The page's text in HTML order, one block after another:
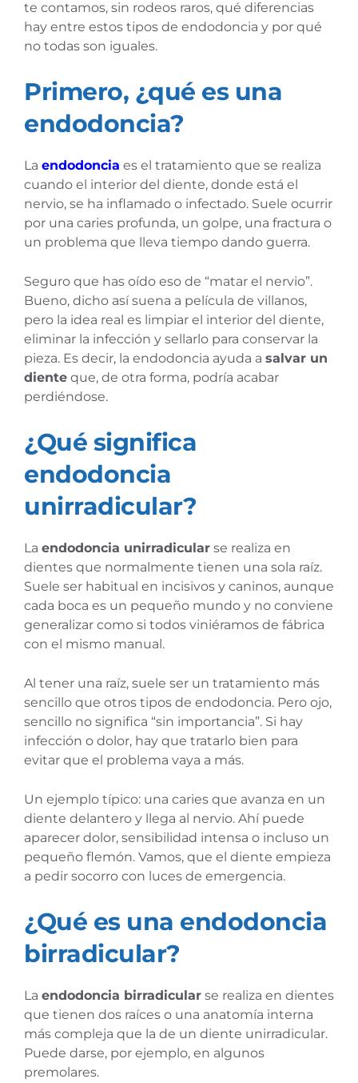
te contamos, sin rodeos raros, qué diferencias
hay entre estos tipos de endodoncia y por qué
no todas son iguales.
Primero, ¿qué es una
endodoncia?
La endodoncia es el tratamiento que se realiza
cuando el interior del diente, donde está el
nervio, se ha inflamado o infectado. Suele ocurrir
por una caries profunda, un golpe, una fractura o
un problema que lleva tiempo dando guerra.
Seguro que has oído eso de “matar el nervio”.
Bueno, dicho así suena a película de villanos,
pero la idea real es limpiar el interior del diente,
eliminar la infección y sellarlo para conservar la
pieza. Es decir, la endodoncia ayuda a salvar un
diente que, de otra forma, podría acabar
perdiéndose.
¿Qué significa
endodoncia
unirradicular?
La endodoncia unirradicular se realiza en
dientes que normalmente tienen una sola raíz.
Suele ser habitual en incisivos y caninos, aunque
cada boca es un pequeño mundo y no conviene
generalizar como si todos viniéramos de fábrica
con el mismo manual.
Al tener una raíz, suele ser un tratamiento más
sencillo que otros tipos de endodoncia. Pero ojo,
sencillo no significa “sin importancia”. Si hay
infección o dolor, hay que tratarlo bien para
evitar que el problema vaya a más.
Un ejemplo típico: una caries que avanza en un
diente delantero y llega al nervio. Ahí puede
aparecer dolor, sensibilidad intensa o incluso un
pequeño flemón. Vamos, que el diente empieza
a pedir socorro con luces de emergencia.
¿Qué es una endodoncia
birradicular?
La endodoncia birradicular se realiza en dientes
que tienen dos raíces o una anatomía interna
más compleja que la de un diente unirradicular.
Puede darse, por ejemplo, en algunos
premolares.